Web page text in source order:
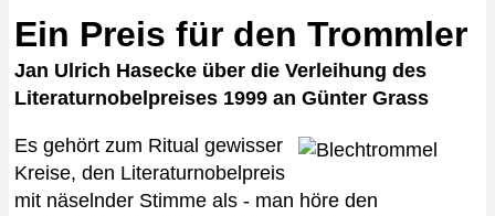
Ein Preis für den Trommler
Jan Ulrich Hasecke über die Verleihung des
Literaturnobelpreises 1999 an Günter Grass
Es gehört zum Ritual gewisser
Kreise, den Literaturnobelpreis
mit näselnder Stimme als - man höre den